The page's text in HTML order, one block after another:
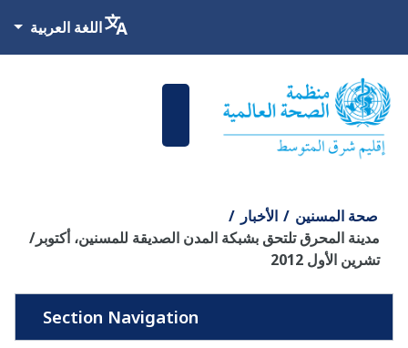
اختر لغتك
اللغة العربية
صحة المسنين
الأخبار
مدينة المحرق تلتحق بشبكة المدن الصديقة للمسنين، أكتوبر/
تشرين الأول 2012